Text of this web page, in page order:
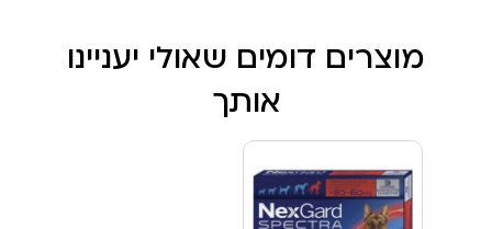
מוצרים דומים שאולי יעניינו
אותך